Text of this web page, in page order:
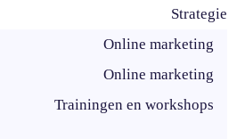
Strategie
Online marketing
Online marketing
Trainingen en workshops